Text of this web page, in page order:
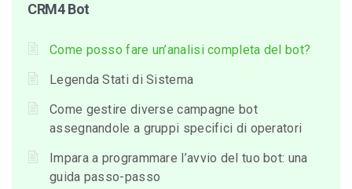
CRM4 Bot
Come posso fare un’analisi completa del bot?
Legenda Stati di Sistema
Come gestire diverse campagne bot
assegnandole a gruppi specifici di operatori
Impara a programmare l’avvio del tuo bot: una
guida passo-passo